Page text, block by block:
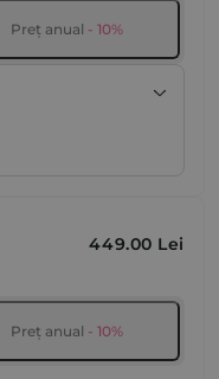
Preț anual - 10%
449.00 Lei
Preț anual - 10%